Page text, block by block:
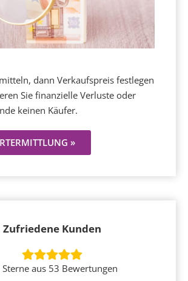
dann Verkaufspreis festlegen
Sie finanzielle Verluste oder
keinen Käufer.
»
Zufriedene Kunden
aus 53 Bewertungen